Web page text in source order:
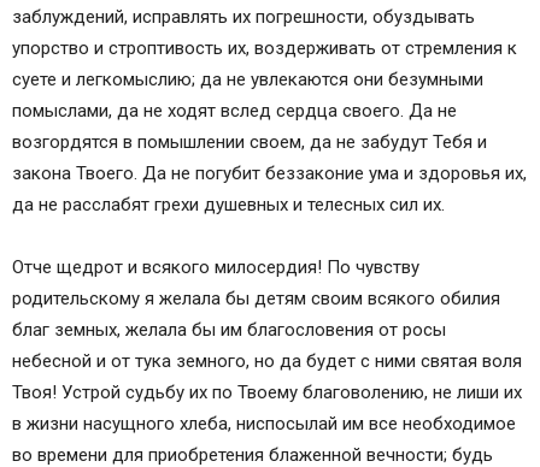
заблуждений, исправлять их погрешности, обуздывать
упорство и строптивость их, воздерживать от стремления к
суете и легкомыслию; да не увлекаются они безумными
помыслами, да не ходят вслед сердца своего. Да не
возгордятся в помышлении своем, да не забудут Тебя и
закона Твоего. Да не погубит беззаконие ума и здоровья их,
да не расслабят грехи душевных и телесных сил их.
Отче щедрот и всякого милосердия! По чувству
родительскому я желала бы детям своим всякого обилия
благ земных, желала бы им благословения от росы
небесной и от тука земного, но да будет с ними святая воля
Твоя! Устрой судьбу их по Твоему благоволению, не лиши их
в жизни насущного хлеба, ниспосылай им все необходимое
во времени для приобретения блаженной вечности; будь